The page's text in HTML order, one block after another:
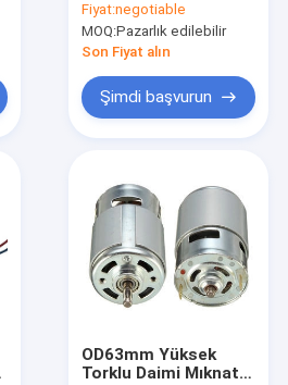
Fiyat:negotiable
MOQ:Pazarlık edilebilir
Son Fiyat alın
Şimdi başvurun
OD63mm Yüksek
Torklu Daimi Mıknatıs